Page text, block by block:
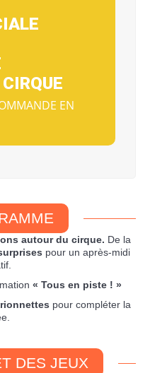
EN
autour du cirque. De la
pour un après-midi
« Tous en piste ! »
pour compléter la
DES JEUX